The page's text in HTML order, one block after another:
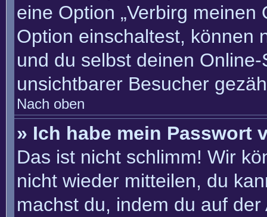
eine Option „Verbirg meinen
Option einschaltest, können
und du selbst deinen
unsichtbarer Besucher
Nach oben
» Ich habe mein Passwort
Das ist nicht schlimm! Wir
nicht wieder mitteilen, du
machst du, indem du auf